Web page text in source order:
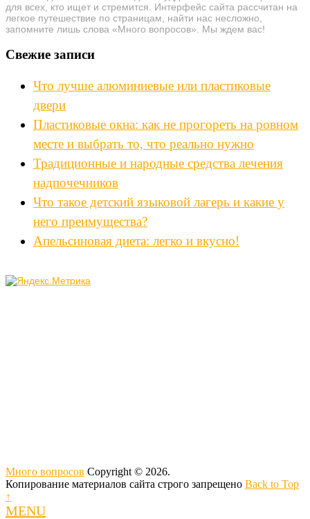
для всех, кто ищет и стремится. Интерфейс сайта рассчитан на
легкое путешествие по страницам, найти нас несложно,
запомните лишь слова «Много вопросов». Мы ждем вас!
Свежие записи
Что лучше алюминиевые или пластиковые
двери
Пластиковые окна: как не прогореть на ровном
месте и выбрать то, что реально нужно
Традиционные и народные средства лечения
надпочечников
Что такое детский языковой лагерь и какие у
него преимущества?
Апельсиновая диета: легко и вкусно!
Много вопросов Copyright © 2026.
Копирование материалов сайта строго запрещено Back to Top
↑
MENU